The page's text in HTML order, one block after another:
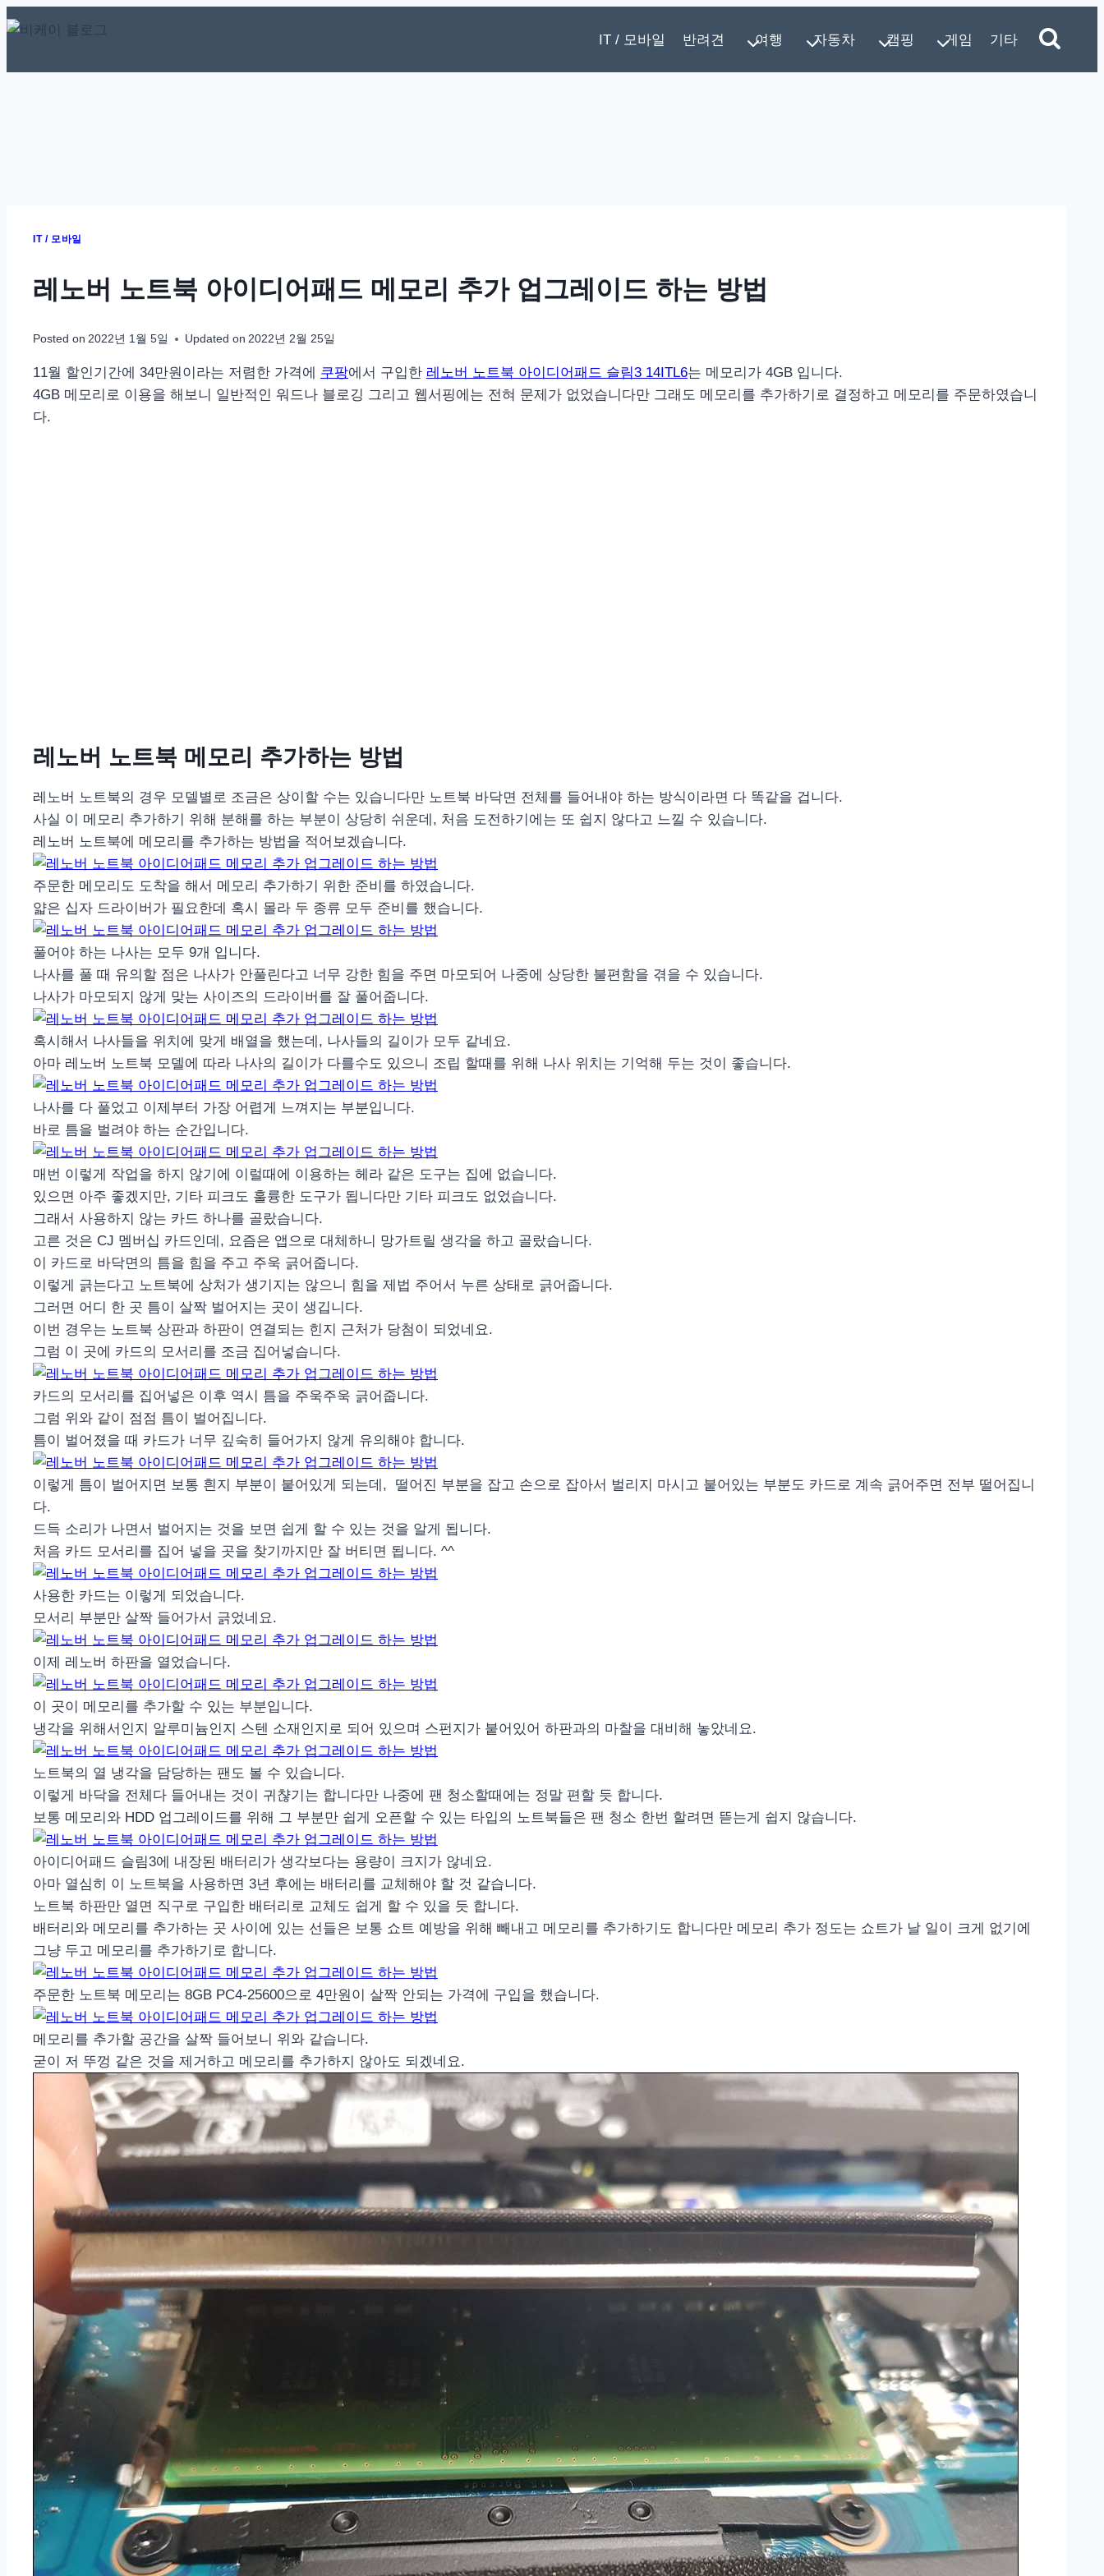
Skip
IT / 모바일 반려견 여행 자동차 캠핑 게임 기타
IT / 모바일
레노버 노트북 아이디어패드 메모리 추가 업그레이드 하는 방법
Posted on 2022년 1월 5일 Updated on 2022년 2월 25일
11월 할인기간에 34만원이라는 저렴한 가격에 쿠팡에서 구입한 레노버 노트북 아이디어패드 슬림3 14ITL6는 메모리가 4GB 입니다.
4GB 메모리로 이용을 해보니 일반적인 워드나 블로깅 그리고 웹서핑에는 전혀 문제가 없었습니다만 그래도 메모리를 추가하기로 결정하고 메모리를 주문하였습니
다.
레노버 노트북 메모리 추가하는 방법
레노버 노트북의 경우 모델별로 조금은 상이할 수는 있습니다만 노트북 바닥면 전체를 들어내야 하는 방식이라면 다 똑같을 겁니다.
사실 이 메모리 추가하기 위해 분해를 하는 부분이 상당히 쉬운데, 처음 도전하기에는 또 쉽지 않다고 느낄 수 있습니다.
레노버 노트북에 메모리를 추가하는 방법을 적어보겠습니다.
주문한 메모리도 도착을 해서 메모리 추가하기 위한 준비를 하였습니다.
얇은 십자 드라이버가 필요한데 혹시 몰라 두 종류 모두 준비를 했습니다.
풀어야 하는 나사는 모두 9개 입니다.
나사를 풀 때 유의할 점은 나사가 안풀린다고 너무 강한 힘을 주면 마모되어 나중에 상당한 불편함을 겪을 수 있습니다.
나사가 마모되지 않게 맞는 사이즈의 드라이버를 잘 풀어줍니다.
혹시해서 나사들을 위치에 맞게 배열을 했는데, 나사들의 길이가 모두 같네요.
아마 레노버 노트북 모델에 따라 나사의 길이가 다를수도 있으니 조립 할때를 위해 나사 위치는 기억해 두는 것이 좋습니다.
나사를 다 풀었고 이제부터 가장 어렵게 느껴지는 부분입니다.
바로 틈을 벌려야 하는 순간입니다.
매번 이렇게 작업을 하지 않기에 이럴때에 이용하는 헤라 같은 도구는 집에 없습니다.
있으면 아주 좋겠지만, 기타 피크도 훌륭한 도구가 됩니다만 기타 피크도 없었습니다.
그래서 사용하지 않는 카드 하나를 골랐습니다.
고른 것은 CJ 멤버십 카드인데, 요즘은 앱으로 대체하니 망가트릴 생각을 하고 골랐습니다.
이 카드로 바닥면의 틈을 힘을 주고 주욱 긁어줍니다.
이렇게 긁는다고 노트북에 상처가 생기지는 않으니 힘을 제법 주어서 누른 상태로 긁어줍니다.
그러면 어디 한 곳 틈이 살짝 벌어지는 곳이 생깁니다.
이번 경우는 노트북 상판과 하판이 연결되는 힌지 근처가 당첨이 되었네요.
그럼 이 곳에 카드의 모서리를 조금 집어넣습니다.
카드의 모서리를 집어넣은 이후 역시 틈을 주욱주욱 긁어줍니다.
그럼 위와 같이 점점 틈이 벌어집니다.
틈이 벌어졌을 때 카드가 너무 깊숙히 들어가지 않게 유의해야 합니다.
이렇게 틈이 벌어지면 보통 흰지 부분이 붙어있게 되는데, 떨어진 부분을 잡고 손으로 잡아서 벌리지 마시고 붙어있는 부분도 카드로 계속 긁어주면 전부 떨어집니
다.
드득 소리가 나면서 벌어지는 것을 보면 쉽게 할 수 있는 것을 알게 됩니다.
처음 카드 모서리를 집어 넣을 곳을 찾기까지만 잘 버티면 됩니다. ^^
사용한 카드는 이렇게 되었습니다.
모서리 부분만 살짝 들어가서 긁었네요.
이제 레노버 하판을 열었습니다.
이 곳이 메모리를 추가할 수 있는 부분입니다.
냉각을 위해서인지 알루미늄인지 스텐 소재인지로 되어 있으며 스펀지가 붙어있어 하판과의 마찰을 대비해 놓았네요.
노트북의 열 냉각을 담당하는 팬도 볼 수 있습니다.
이렇게 바닥을 전체다 들어내는 것이 귀챦기는 합니다만 나중에 팬 청소할때에는 정말 편할 듯 합니다.
보통 메모리와 HDD 업그레이드를 위해 그 부분만 쉽게 오픈할 수 있는 타입의 노트북들은 팬 청소 한번 할려면 뜯는게 쉽지 않습니다.
아이디어패드 슬림3에 내장된 배터리가 생각보다는 용량이 크지가 않네요.
아마 열심히 이 노트북을 사용하면 3년 후에는 배터리를 교체해야 할 것 같습니다.
노트북 하판만 열면 직구로 구입한 배터리로 교체도 쉽게 할 수 있을 듯 합니다.
배터리와 메모리를 추가하는 곳 사이에 있는 선들은 보통 쇼트 예방을 위해 빼내고 메모리를 추가하기도 합니다만 메모리 추가 정도는 쇼트가 날 일이 크게 없기에
그냥 두고 메모리를 추가하기로 합니다.
주문한 노트북 메모리는 8GB PC4-25600으로 4만원이 살짝 안되는 가격에 구입을 했습니다.
메모리를 추가할 공간을 살짝 들어보니 위와 같습니다.
굳이 저 뚜껑 같은 것을 제거하고 메모리를 추가하지 않아도 되겠네요.